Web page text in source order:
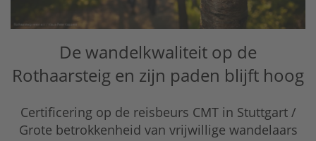
De wandelkwaliteit op de
Rothaarsteig en zijn paden blijft hoog
Certificering op de reisbeurs CMT in Stuttgart /
Grote betrokkenheid van vrijwillige wandelaars